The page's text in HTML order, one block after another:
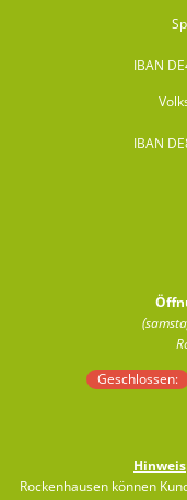
IBAN
IBAN
Klicken, um
Geschlossen:
Hinweis
Rockenhausen können